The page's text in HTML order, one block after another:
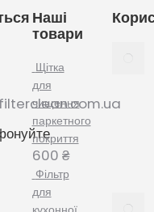
Наші
товари
Щітка
для
чищення
паркетного
покриття
600 ₴
Фільтр
для